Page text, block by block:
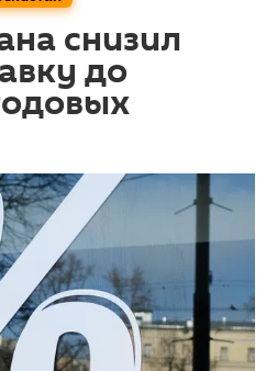
снизил
до